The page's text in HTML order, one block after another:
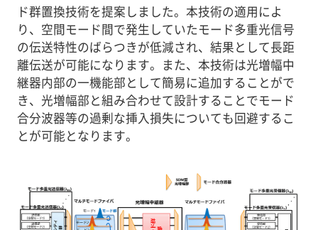
ド群置換技術を提案しました。本技術の適用によ
り、空間モード間で発生していたモード多重光信号
の伝送特性のばらつきが低減され、結果として長距
離伝送が可能になります。また、本技術は光増幅中
継器内部の一機能部として簡易に追加することがで
き、光増幅部と組み合わせて設計することでモード
合分波器等の過剰な挿入損失についても回避するこ
とが可能となります。